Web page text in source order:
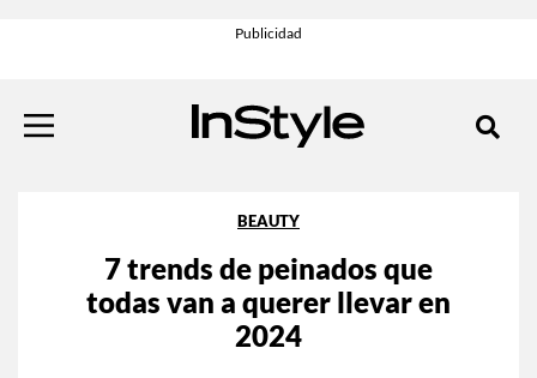
BEAUTY
7 trends de peinados que
todas van a querer llevar en
2024